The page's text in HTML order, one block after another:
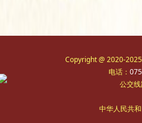
Copyright @ 2020-
电话：
公交
中华人民共